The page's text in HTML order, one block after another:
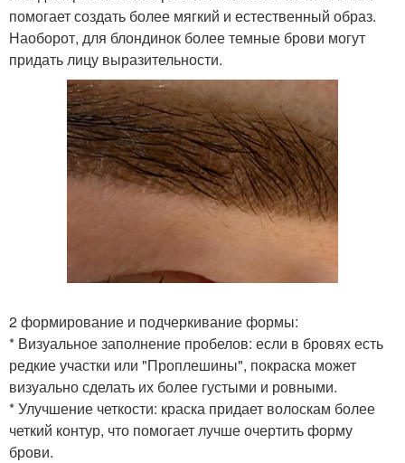
помогает создать более мягкий и естественный образ.
Наоборот, для блондинок более темные брови могут
придать лицу выразительности.
2 формирование и подчеркивание формы:
* Визуальное заполнение пробелов: если в бровях есть
редкие участки или "Проплешины", покраска может
визуально сделать их более густыми и ровными.
* Улучшение четкости: краска придает волоскам более
четкий контур, что помогает лучше очертить форму
брови.